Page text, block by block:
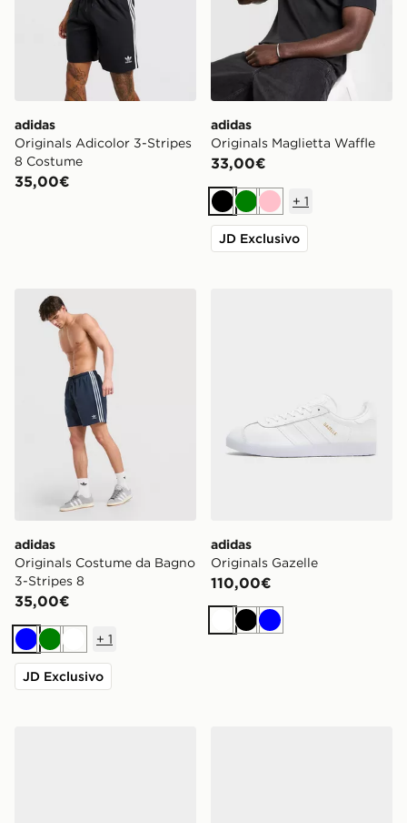
adidas
Originals Adicolor 3-Stripes
8 Costume
35,00€
adidas
Originals Maglietta Waffle
33,00€
NeroVerdeRosa
+ 1
JD Exclusivo
adidas Originals Costume da Bagno 3-Stripes 8
adidas
Originals Costume da Bagno
3-Stripes 8
35,00€
BluVerdeBianco
+ 1
JD Exclusivo
adidas
Originals Gazelle
110,00€
Bianco
Nero
Blu